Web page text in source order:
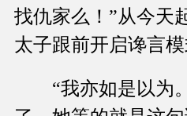
找仇家么！”从今天
太子跟前开启谗言模
“我亦如是以为。